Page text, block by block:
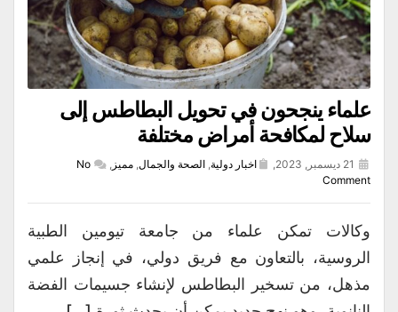
علماء ينجحون في تحويل البطاطس إلى
سلاح لمكافحة أمراض مختلفة
اخبار دولية الصحة والجمال مميز
No
Comment
وكالات تمكن علماء من جامعة تيومين الطبية
الروسية، بالتعاون مع فريق دولي، في إنجاز علمي
مذهل، من ‏تسخير البطاطس لإنشاء جسيمات الفضة